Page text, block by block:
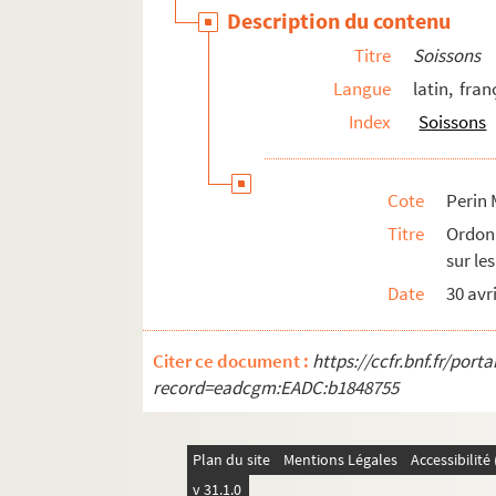
Perin Mss 04609. Sentence de police
Perin Mss 04610. Satyre faite contre
Perin Mss 04612. Arrest du Conseil
Perin Mss 04613. Commission aux
Perin Mss 04618. Ordonnance du
Perin Mss 04626. Sentence en faveur
Perin Mss 04628. Pouillé de Soissons,
Perin Mss 04633. Quittance donnée
Perin Mss 04635. Ordonnance de
Perin Mss 04640. Avis du commerce
Perin Mss 04644. Envoi de vaisselle
Description du contenu
Titre
Soissons
Langue
latin,
Index
Soissons
Cote
Perin
Titre
sur
Date
30
Citer ce document : https://ccfr.bnf.fr/
record=eadcgm:EADC:b1848755
Plan du site Mentions Légales
v 31.1.0